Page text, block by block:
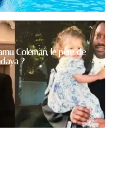
Coleman, le père de
?